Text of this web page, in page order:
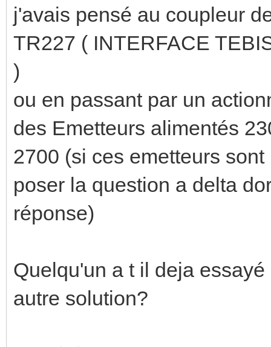
j'avais pensé au coupleur
TR227 ( INTERFACE
)
ou en passant par un
des Emetteurs alimentés
2700 (si ces emetteurs
poser la question a delta
réponse)
Quelqu'un a t il deja
autre solution?